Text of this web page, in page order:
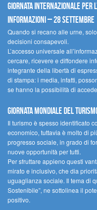
Giornata internazionale per
informazioni – 28 settembre
Quando si recano alle urne,
decisioni consapevoli.
L’accesso universale
cercare, ricevere e diffondere
integrante della libertà di
di stampa: i media, infatti,
se hanno la possibilità di
Giornata mondiale del
Il turismo è spesso identificato
economico, tuttavia è molto di
progresso sociale, in grado di
nuove opportunità per tutti.
Per sfruttare appieno questi
mirato e inclusivo, che dia
uguaglianza sociale. Il tema di
Sostenibile”, ne sottolinea il
positivo.